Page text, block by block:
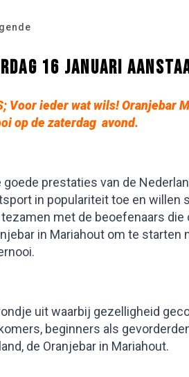
16 JANUARI
Voor ieder wat wils! Oranjebar
op de zaterdag avond.
goede prestaties van de
in populariteit toe en
tezamen met de beoefenaars
in Mariahout om te
uit waarbij gezelligheid
beginners als
de Oranjebar in Mariahout.